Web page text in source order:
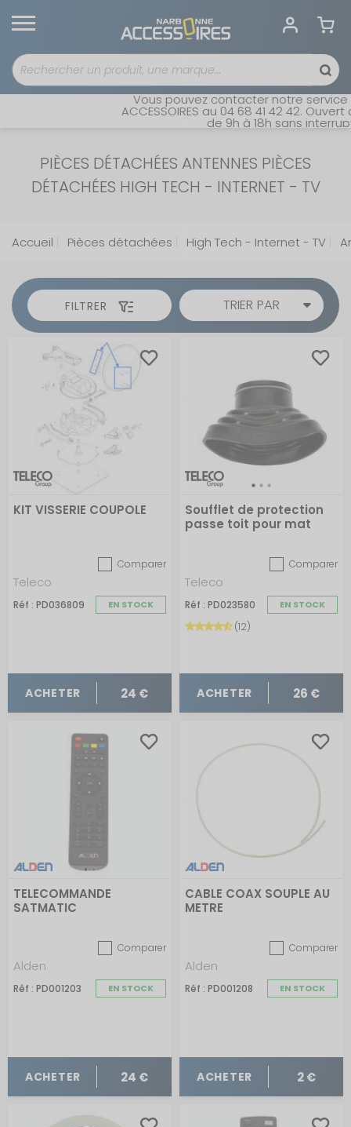
Vous pouvez contacter notre service
ACCESSOIRES au 04 68 41 42 42. Ouvert
de 9h à 18h sans
PIÈCES DÉTACHÉES ANTENNES PIÈCES
DÉTACHÉES HIGH TECH - INTERNET - TV
Accueil Pièces détachées High Tech - Internet - TV
FILTRER TRIER PAR
KIT VISSERIE COUPOLE
Comparer
Teleco
Réf : PD036809 EN STOCK
ACHETER 24 €
Soufflet de protection
passe toit pour mat
Comparer
Teleco
Réf : PD023580 EN STOCK
(12)
ACHETER 26 €
TELECOMMANDE
SATMATIC
Comparer
Alden
Réf : PD001203 EN STOCK
ACHETER 24 €
CABLE COAX SOUPLE AU
METRE
Comparer
Alden
Réf : PD001208 EN STOCK
ACHETER 2 €